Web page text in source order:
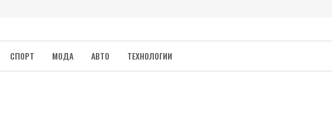
СПОРТ МОДА АВТО ТЕХНОЛОГИИ